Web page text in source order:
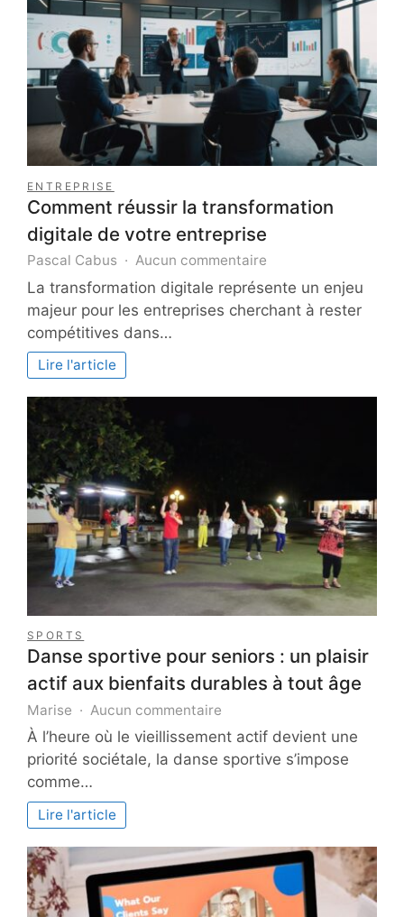
ENTREPRISE
Comment réussir la transformation
digitale de votre entreprise
Pascal Cabus Aucun commentaire
Comment
réussir
la
votre
La transformation digitale représente un enjeu
majeur pour les entreprises cherchant à rester
compétitives dans…
Lire l'article
SPORTS
Danse sportive pour seniors : un plaisir
actif aux bienfaits durables à tout âge
Marise Aucun commentaire
Danse
sportive
pour
plaisir
actif
aux
bienfaits
À l’heure où le vieillissement actif devient une
priorité sociétale, la danse sportive s’impose
comme…
Lire l'article